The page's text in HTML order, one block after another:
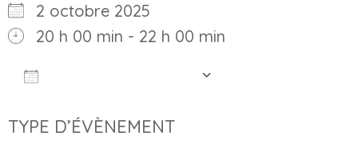
2 octobre 2025
20 h 00 min - 22 h 00 min
TYPE D’ÉVÈNEMENT